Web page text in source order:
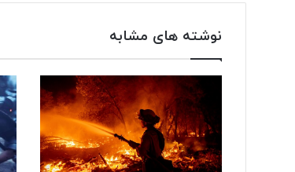
نوشته های مشابه